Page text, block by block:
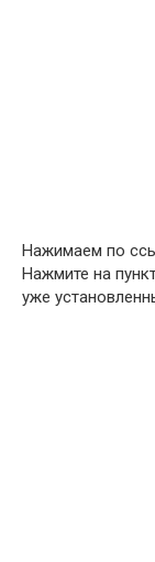
Нажимаем по
Нажмите на
уже